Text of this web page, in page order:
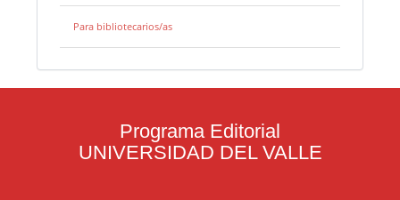
Para bibliotecarios/as
Programa Editorial
UNIVERSIDAD DEL VALLE